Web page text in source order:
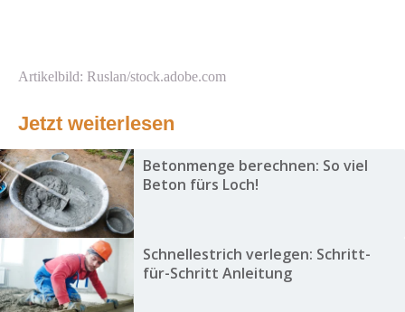
Artikelbild: Ruslan/stock.adobe.com
Jetzt weiterlesen
Betonmenge berechnen: So viel
Beton fürs Loch!
Schnellestrich verlegen: Schritt-
für-Schritt Anleitung